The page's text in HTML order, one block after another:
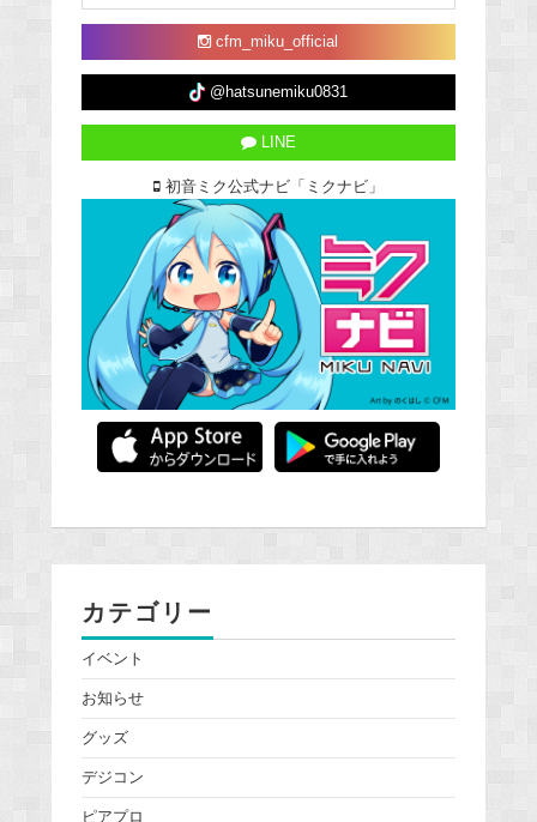
cfm_miku_official
@hatsunemiku0831
LINE
初音ミク公式ナビ「ミクナビ」
カテゴリー
イベント
お知らせ
グッズ
デジコン
ピアプロ